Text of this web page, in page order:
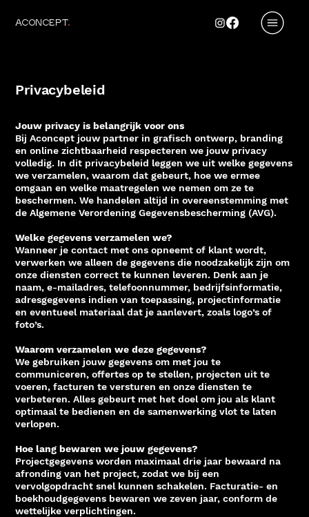
ACONCEPT.
Privacybeleid
Jouw privacy is belangrijk voor ons
Bij Aconcept jouw partner in grafisch ontwerp, branding
en online zichtbaarheid respecteren we jouw privacy
volledig. In dit privacybeleid leggen we uit welke gegevens
we verzamelen, waarom dat gebeurt, hoe we ermee
omgaan en welke maatregelen we nemen om ze te
beschermen. We handelen altijd in overeenstemming met
de Algemene Verordening Gegevensbescherming (AVG).
Welke gegevens verzamelen we?
Wanneer je contact met ons opneemt of klant wordt,
verwerken we alleen de gegevens die noodzakelijk zijn om
onze diensten correct te kunnen leveren. Denk aan je
naam, e-mailadres, telefoonnummer, bedrijfsinformatie,
adresgegevens indien van toepassing, projectinformatie
en eventueel materiaal dat je aanlevert, zoals logo’s of
foto’s.
Waarom verzamelen we deze gegevens?
We gebruiken jouw gegevens om met jou te
communiceren, offertes op te stellen, projecten uit te
voeren, facturen te versturen en onze diensten te
verbeteren. Alles gebeurt met het doel om jou als klant
optimaal te bedienen en de samenwerking vlot te laten
verlopen.
Hoe lang bewaren we jouw gegevens?
Projectgegevens worden maximaal drie jaar bewaard na
afronding van het project, zodat we bij een
vervolgopdracht snel kunnen schakelen. Facturatie- en
boekhoudgegevens bewaren we zeven jaar, conform de
wettelijke verplichtingen.